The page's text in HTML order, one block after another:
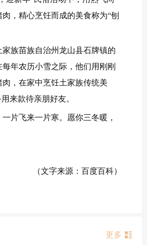
，精心烹饪而成的美食称为“刨
家族苗族自治州龙山县石牌镇的
年农历小雪之际，他们用刚刚
，在家中烹饪土家族传统美
来款待亲朋好友。
片飞来一片寒。愿你三冬暖，
（文字来源：百度百科）
更多